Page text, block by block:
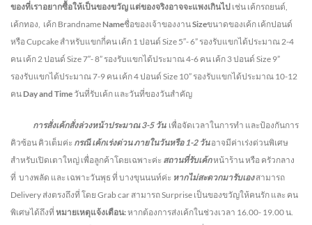
ของที่เราอยากซื้อให้เป็นของขวัญ แต่ของจริงอาจจะแพงเกินไป เช่น เค้กรถยนต์,
เค้กทอง, เค้ก Brandname Nameชื่อของเจ้าของงานSizeขนาดของเค้ก เค้กปอนด์
หรือ Cupcake สำหรับแขกกี่คน เค้ก 1 ปอนด์ Size 5″- 6” รองรับแขกได้ประมาณ 2-4
คน เค้ก 2 ปอนด์ Size 7″- 8” รองรับแขกได้ประมาณ 4-6 คน เค้ก 3 ปอนด์ Size 9”
รองรับแขกได้ประมาณ 7-9 คน เค้ก 4 ปอนด์ Size 10” รองรับแขกได้ประมาณ 10-12
คน Day and Time วันที่รับเค้ก และวันที่ของวันสำคัญ
การสั่งเค้กสั่งล่วงหน้าประมาณ3-5 วัน เพื่อจัดเวลาในการทำ และป้องกันการ
คิวซ้อน คิวเต็มค่ะ กรณี เค้กเร่งด่วนภายในวันหรือ1-2 วัน อาจมีค่าเร่งด่วนพิเศษ
สำหรับเปิดเตาใหญ่ เพื่อลูกค้าโดยเฉพาะค่ะ สถานที่รับเค้กหน้าร้าน หรือ ครัวกลาง
ที่ บางพลัด และ เฉพาะวันพุธ ที่ บางขุนนนท์ค่ะ หากไม่สะดวกมารับเองสามารถ
Delivery ส่งตรงถึงที่ โดย Grab car สามารถ Surprise เป็นของขวัญให้คนรัก และ คน
พิเศษได้ถึงที่ หมายเหตุแจ้งเตือน:หากต้องการส่งเค้กในช่วงเวลา 16.00- 19.00 น.